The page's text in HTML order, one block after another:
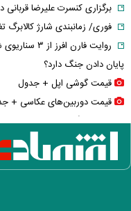
برگزاری کنسرت علیرضا
فوری/ زمانبندی شارژ کالابرگ
روایت فارن
پایان دادن جنگ دارد؟
قیمت گوشی اپل + جدول
قیمت دوربین‌های عکاسی +
شوک سنگین به بازار مسکن
یادداشت مهم ظریف/ توازن
خارجی ایران
در پی حمله به ورزشگاه